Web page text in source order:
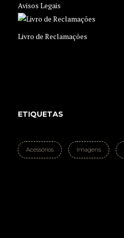
Avisos Legais
Livro de Reclamações
ETIQUETAS
Acessórios Imagens